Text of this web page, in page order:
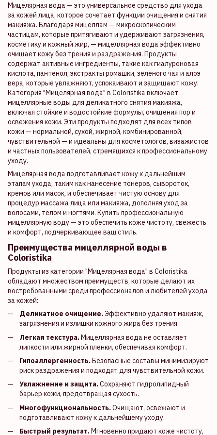
Мицелярная вода — это универсальное средство для ухода
за кожей лица, которое сочетает функции очищения и снятия
макияжа. Благодаря мицеллам — микроскопическим
частицам, которые притягивают и удерживают загрязнения,
косметику и кожный жир, — мицеллярная вода эффективно
очищает кожу без трения и раздражения. Продукты
содержат активные ингредиенты, такие как гиалуроновая
кислота, пантенол, экстракты ромашки, зеленого чая и алоэ
вера, которые увлажняют, успокаивают и защищают кожу.
Категория "Мицелярная вода" в Coloristika включает
мицеллярные воды для деликатного снятия макияжа,
включая стойкие и водостойкие формулы, очищения пор и
освежения кожи. Эти продукты подходят для всех типов
кожи — нормальной, сухой, жирной, комбинированной,
чувствительной — и идеальны для косметологов, визажистов
и частных пользователей, стремящихся к профессиональному
уходу.
Мицелярная вода подготавливает кожу к дальнейшим
этапам ухода, таким как нанесение тонеров, сывороток,
кремов или масок, и обеспечивает чистую основу для
процедур массажа лица или макияжа, дополняя уход за
волосами, телом и ногтями. Купить профессиональную
мицеллярную воду — это обеспечить коже чистоту, свежесть
и комфорт, подчеркивающее ваш стиль.
Преимущества мицеллярной воды в
Coloristika
Продукты из категории "Мицелярная вода" в Coloristika
обладают множеством преимуществ, которые делают их
востребованными среди профессионалов и любителей ухода
за кожей:
Деликатное очищение.Эффективно удаляют макияж,
загрязнения и излишки кожного жира без трения.
Легкая текстура.Мицеллярная вода не оставляет
липкости или жирной пленки, обеспечивая комфорт.
Гипоаллергенность.Безопасные составы минимизируют
риск раздражения и подходят для чувствительной кожи.
Увлажнение и защита.Сохраняют гидролипидный
барьер кожи, предотвращая сухость.
Многофункциональность.Очищают, освежают и
подготавливают кожу к дальнейшему уходу.
Быстрый результат.Мгновенно придают коже чистоту,